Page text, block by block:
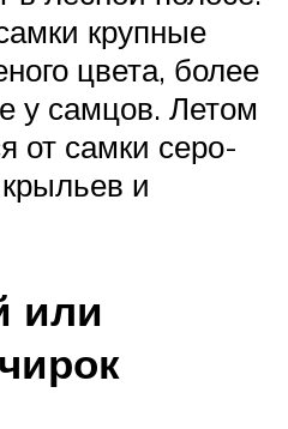
крупные
цвета, более
у самцов. Летом
от самки серо-
и
или